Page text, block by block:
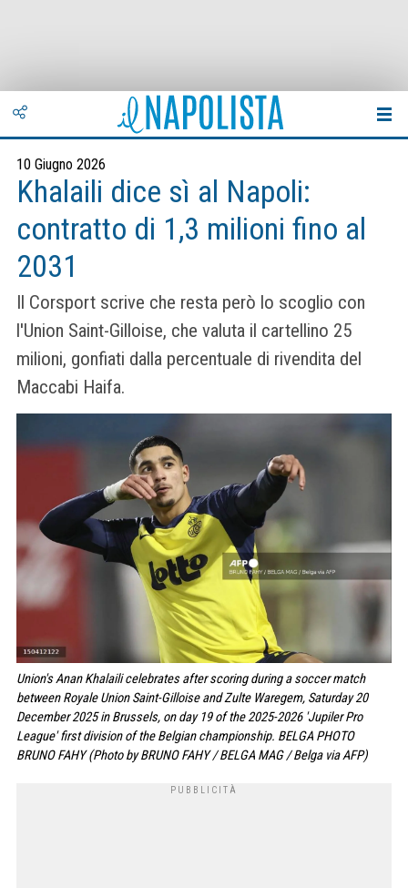
10 Giugno 2026
Khalaili dice sì al Napoli:
contratto di 1,3 milioni fino al
2031
Il Corsport scrive che resta però lo scoglio con
l'Union Saint-Gilloise, che valuta il cartellino 25
milioni, gonfiati dalla percentuale di rivendita del
Maccabi Haifa.
Union's Anan Khalaili celebrates after scoring during a soccer match
between Royale Union Saint-Gilloise and Zulte Waregem, Saturday 20
December 2025 in Brussels, on day 19 of the 2025-2026 'Jupiler Pro
League' first division of the Belgian championship. BELGA PHOTO
BRUNO FAHY (Photo by BRUNO FAHY / BELGA MAG / Belga via AFP)